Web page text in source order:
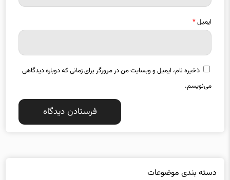
ایمیل*
ذخیره نام، ایمیل و وبسایت من در مرورگر برای زمانی که دوباره دیدگاهی
می‌نویسم.
دسته بندی موضوعات